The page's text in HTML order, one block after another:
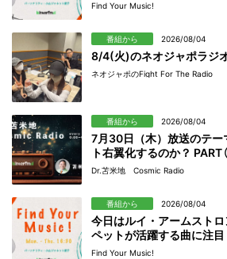
Find Your Music!
番組から 2026/08/04
8/4(火)のネオジャポラジ
ネオジャポのFight For The Radio
番組から 2026/08/04
7月30日（木）放送のテー
ト右翼化するのか？
Dr.苫米地 Cosmic Radio
番組から 2026/08/04
今日はルイ・アームスト
ペットが活躍する曲に注目
Find Your Music!